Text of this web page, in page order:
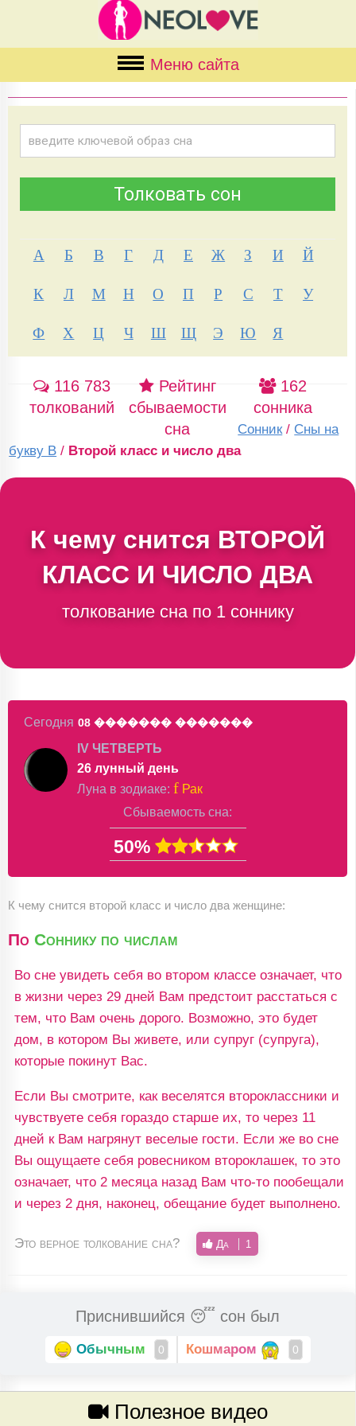
Меню сайта
А Б В Г Д Е Ж З И
Й
К
Л М Н О П Р С Т
У
Ф
Х Ц Ч Ш Щ Э Ю Я
116 783
толкований
Рейтинг
сбываемости
сна
162
сонника
Сонник / Сны на
букву В / Второй класс и число два
К чему снится ВТОРОЙ
КЛАСС И ЧИСЛО ДВА
толкование сна по 1 соннику
Сегодня 08 ������� �������
IV ЧЕТВЕРТЬ
26 лунный день
Луна в зодиаке: f Рак
Сбываемость сна:
50%
К чему снится второй класс и число два женщине:
По Соннику по числам
Во сне увидеть себя во втором классе означает, что
в жизни через 29 дней Вам предстоит расстаться с
тем, что Вам очень дорого. Возможно, это будет
дом, в котором Вы живете, или супруг (супруга),
которые покинут Вас.
Если Вы смотрите, как веселятся второклассники и
чувствуете себя гораздо старше их, то через 11
дней к Вам нагрянут веселые гости. Если же во сне
Вы ощущаете себя ровесником второклашек, то это
означает, что 2 месяца назад Вам что-то пообещали
и через 2 дня, наконец, обещание будет выполнено.
Это верное толкование сна? Да 1
Приснившийся 😴 сон был
Обычным 0 Кошмаром 0
Полезное видео